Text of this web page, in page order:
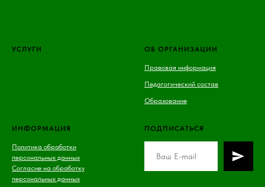
УСЛУГИ ОБ ОРГАНИЗАЦИИ
Правовая информация
Педагогический состав
Образование
ИНФОРМАЦИЯ
Политика обработки
персональных данных
Согласие на обработку
персональных данных
ПОДПИСАТЬСЯ